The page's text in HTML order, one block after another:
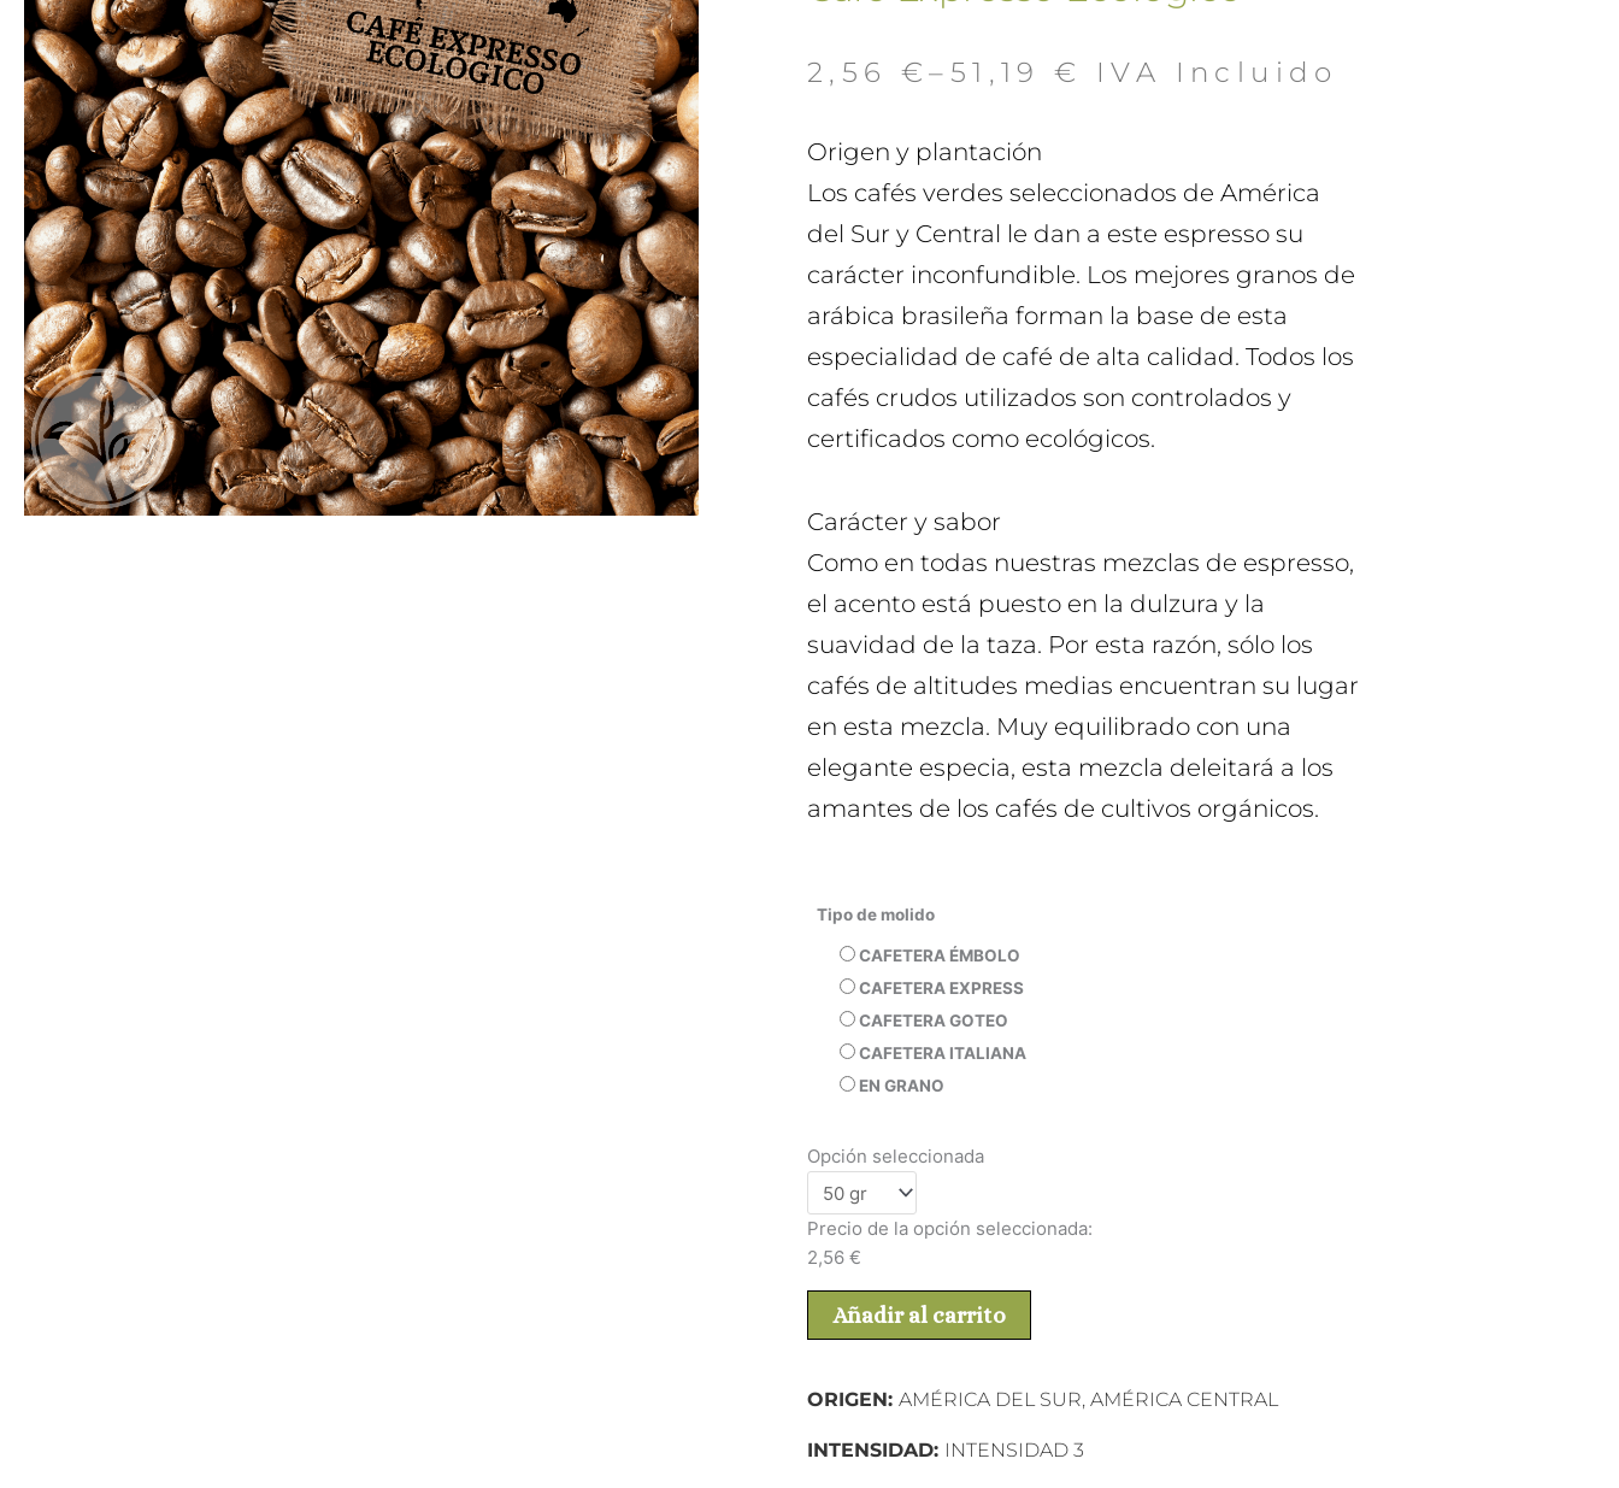
2,56 €– 51,19€ IVA Incluido
Origen y plantación
Los cafés verdes seleccionados de América
del Sur y Central le dan a este espresso su
carácter inconfundible. Los mejores granos de
arábica brasileña forman la base de esta
especialidad de café de alta calidad. Todos los
cafés crudos utilizados son controlados y
certificados como ecológicos.
Carácter y sabor
Como en todas nuestras mezclas de espresso,
el acento está puesto en la dulzura y la
suavidad de la taza. Por esta razón, sólo los
cafés de altitudes medias encuentran su lugar
en esta mezcla. Muy equilibrado con una
elegante especia, esta mezcla deleitará a los
amantes de los cafés de cultivos orgánicos.
Tipo de molido
CAFETERA ÉMBOLO
CAFETERA EXPRESS
CAFETERA GOTEO
CAFETERA ITALIANA
EN GRANO
Opción seleccionada
Precio de la opción seleccionada:
2,56 €
Añadir al carrito
ORIGEN: AMÉRICA DEL SUR, AMÉRICA CENTRAL
INTENSIDAD: INTENSIDAD 3